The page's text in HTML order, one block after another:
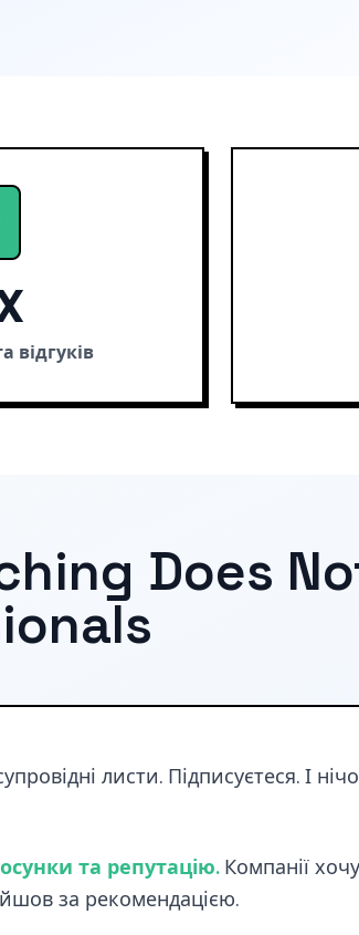
відгуків
Does
листи. Підписуєтеся. І
та репутацію. Компанії
за рекомендацією.